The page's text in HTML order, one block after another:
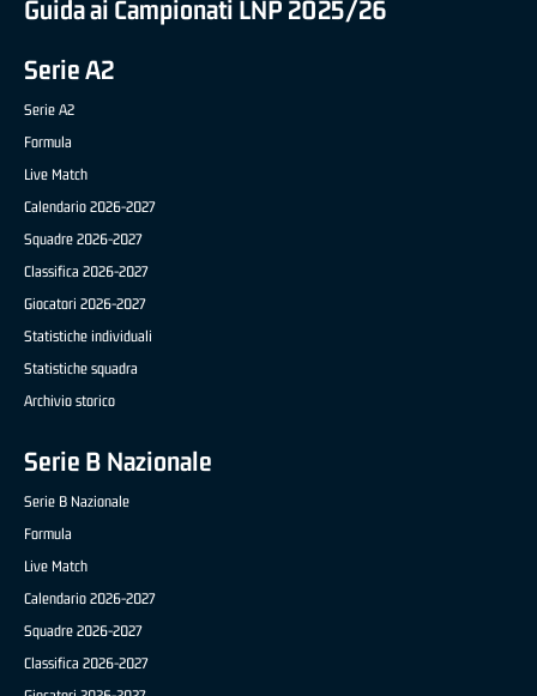
Guida ai Campionati LNP 2025/26
Serie A2
Serie A2
Formula
Live Match
Calendario 2026-2027
Squadre 2026-2027
Classifica 2026-2027
Giocatori 2026-2027
Statistiche individuali
Statistiche squadra
Archivio storico
Serie B Nazionale
Serie B Nazionale
Formula
Live Match
Calendario 2026-2027
Squadre 2026-2027
Classifica 2026-2027